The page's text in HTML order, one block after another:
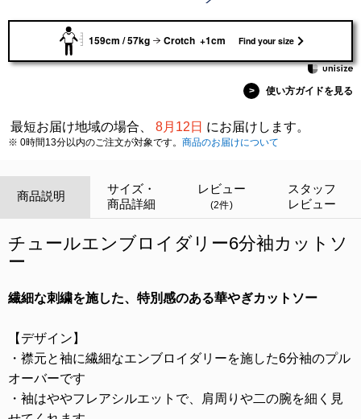
159cm / 57kg Crotch +1cm Find your size
> 使い方ガイドを見る
最短お届け地域の場合、 8月12日 にお届けします。
※ 0時間13分以内のご注文が対象です。 商品のお届けについて
商品説明
サイズ・
商品詳細
レビュー
(2件)
スタッフ
レビュー
チュールエンブロイダリー6分袖カットソ
ー
繊細な刺繍を施した、特別感のある華やぎカットソー
【デザイン】
・襟元と袖に繊細なエンブロイダリーを施した6分袖のプル
オーバーです
・袖はややフレアシルエットで、肩周りや二の腕を細く見